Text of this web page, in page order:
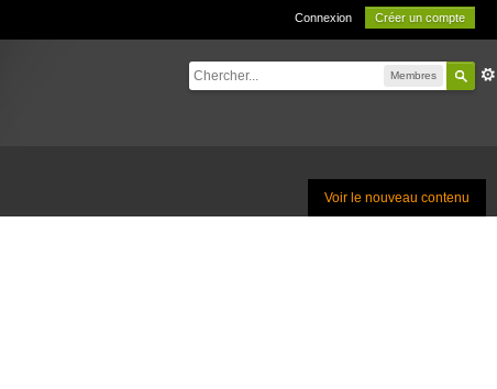
Connexion Créer un compte
Membres
Voir le nouveau contenu